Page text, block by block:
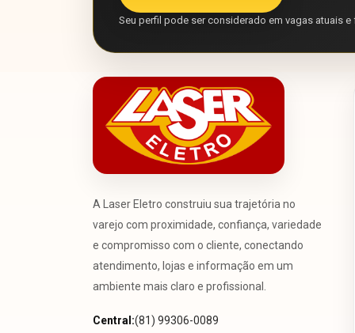
Seu perfil pode ser considerado em vagas atuais e
A Laser Eletro construiu sua trajetória no
varejo com proximidade, confiança, variedade
e compromisso com o cliente, conectando
atendimento, lojas e informação em um
ambiente mais claro e profissional.
Central:(81) 99306-0089